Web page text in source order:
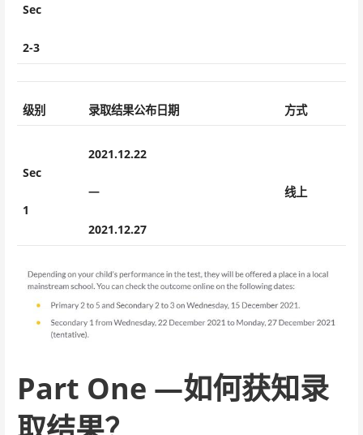
Sec
2-3
级别 录取结果公布日期 方式
Sec
1
2021.12.22
—
2021.12.27
线上
Part One —如何获知录